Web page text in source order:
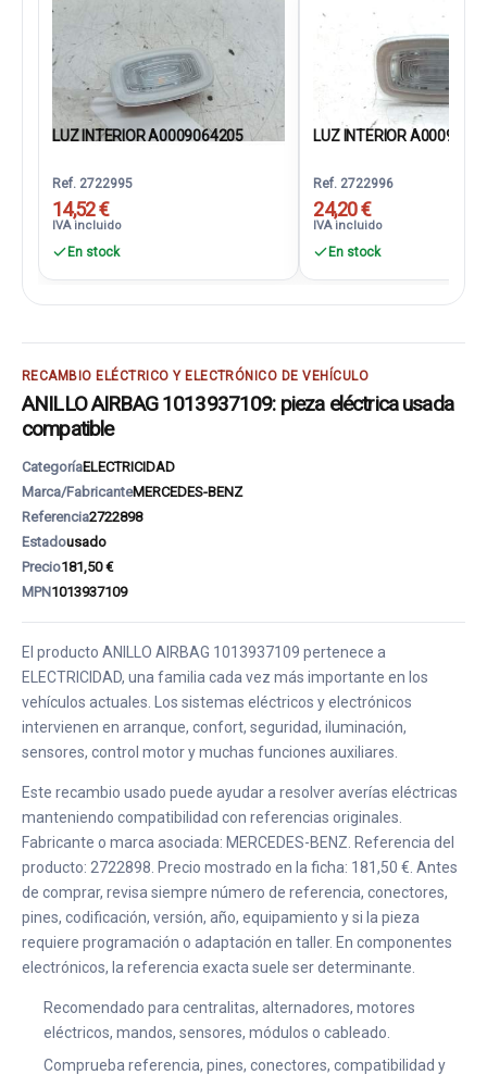
LUZ INTERIOR A0009064205
Ref. 2722995
14,52 €
IVA incluido
En stock
LUZ INTERIOR
Ref. 2722996
24,20 €
IVA incluido
En stock
RECAMBIO ELÉCTRICO Y ELECTRÓNICO DE VEHÍCULO
ANILLO AIRBAG 1013937109: pieza eléctrica usada
compatible
CategoríaELECTRICIDAD
Marca/FabricanteMERCEDES-BENZ
Referencia2722898
Estadousado
Precio181,50 €
MPN1013937109
El producto ANILLO AIRBAG 1013937109 pertenece a
ELECTRICIDAD, una familia cada vez más importante en los
vehículos actuales. Los sistemas eléctricos y electrónicos
intervienen en arranque, confort, seguridad, iluminación,
sensores, control motor y muchas funciones auxiliares.
Este recambio usado puede ayudar a resolver averías eléctricas
manteniendo compatibilidad con referencias originales.
Fabricante o marca asociada: MERCEDES-BENZ. Referencia del
producto: 2722898. Precio mostrado en la ficha: 181,50 €. Antes
de comprar, revisa siempre número de referencia, conectores,
pines, codificación, versión, año, equipamiento y si la pieza
requiere programación o adaptación en taller. En componentes
electrónicos, la referencia exacta suele ser determinante.
Recomendado para centralitas, alternadores, motores
eléctricos, mandos, sensores, módulos o cableado.
Comprueba referencia, pines, conectores, compatibilidad y